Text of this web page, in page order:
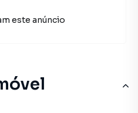
este anúncio